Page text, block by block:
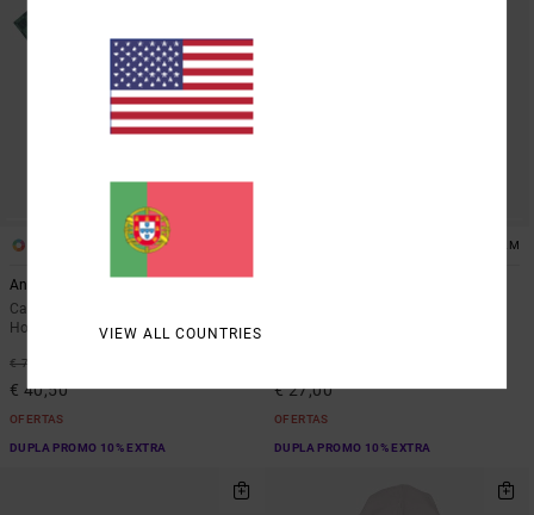
ARTIST NETWORK PROGRAM
Antonia Figueiredo Checker Sponge
Camisa de manga curta Verde
Homem
€ 75,00
€ 40,50
OFERTAS
DUPLA PROMO 10% EXTRA
ARTIST NETWORK PROGRAM
€ 27,00
OFERTAS
DUPLA PROMO 10% EXTRA
VIEW ALL COUNTRIES